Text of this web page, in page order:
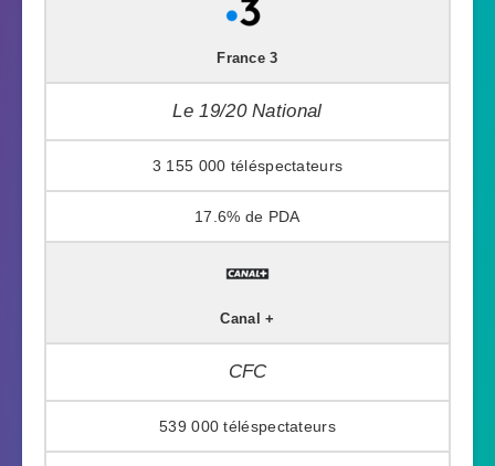
France 3
Le 19/20 National
3 155 000
17.6%
Canal +
CFC
539 000